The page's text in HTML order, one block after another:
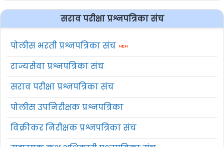
सराव परीक्षा प्रश्नपत्रिका संच
पोलीस भरती प्रश्नपत्रिका संच
राज्यसेवा प्रश्नपत्रिका संच
सराव परीक्षा प्रश्नपत्रिका संच
पोलीस उपनिरीक्षक प्रश्नपत्रिका
विक्रीकर निरीक्षक प्रश्नपत्रिका संच